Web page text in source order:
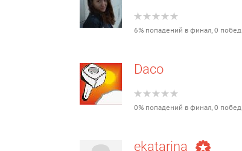
6% попадений в финал, 0 побед
Daco
0% попадений в финал, 0 побед
ekatarina